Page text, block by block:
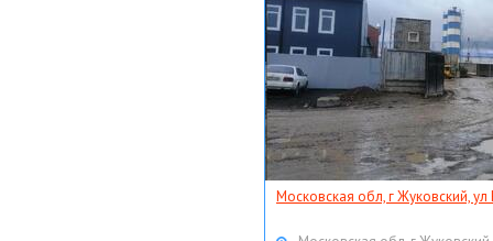
Московская обл, г Жуковский,